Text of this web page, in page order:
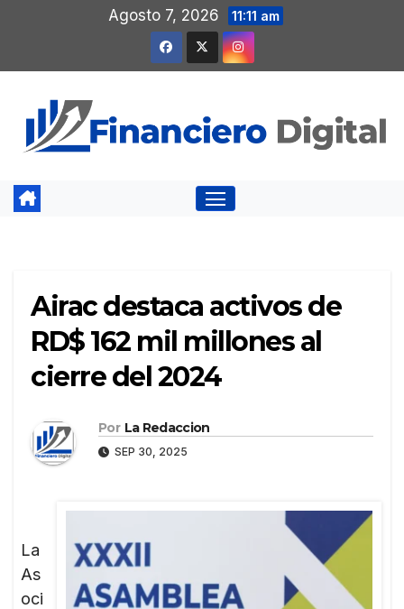
contenido
Agosto 7, 2026 11:11 am
Airac destaca activos de
RD$ 162 mil millones al
cierre del 2024
Por La Redaccion
SEP 30, 2025
La
As
oci